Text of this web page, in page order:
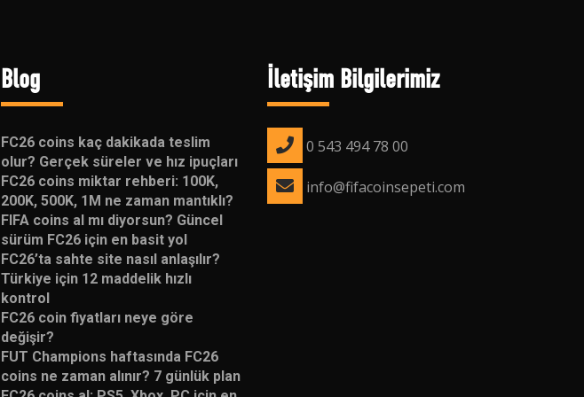
Blog
FC26 coins kaç dakikada teslim
olur? Gerçek süreler ve hız ipuçları
FC26 coins miktar rehberi: 100K,
200K, 500K, 1M ne zaman mantıklı?
FIFA coins al mı diyorsun? Güncel
sürüm FC26 için en basit yol
FC26’ta sahte site nasıl anlaşılır?
Türkiye için 12 maddelik hızlı
kontrol
FC26 coin fiyatları neye göre
değişir?
FUT Champions haftasında FC26
coins ne zaman alınır? 7 günlük plan
İletişim Bilgilerimiz
0 543 494 78 00
info@fifacoinsepeti.com